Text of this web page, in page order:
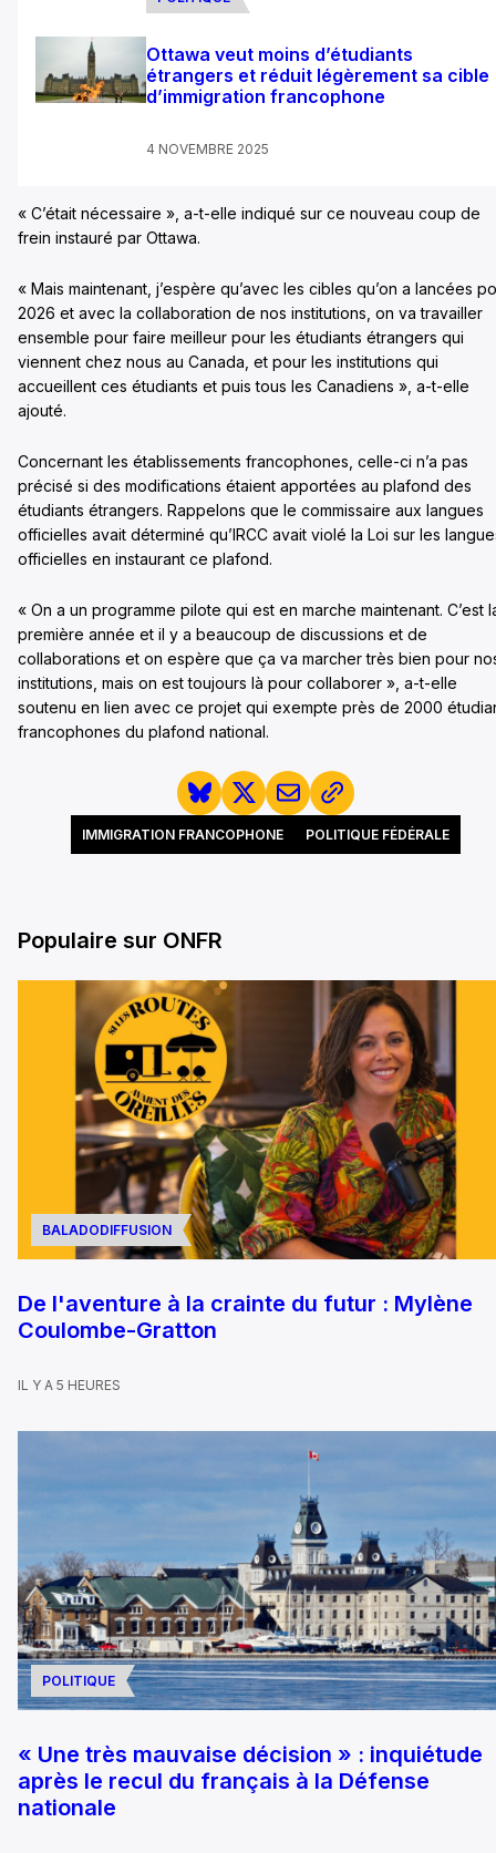
Ottawa veut moins d’étudiants
étrangers et réduit légèrement sa cible
d’immigration francophone
4 NOVEMBRE 2025
« C’était nécessaire », a-t-elle indiqué sur ce nouveau coup de
frein instauré par Ottawa.
« Mais maintenant, j’espère qu’avec les cibles qu’on a lancées
2026 et avec la collaboration de nos institutions, on va travailler
ensemble pour faire meilleur pour les étudiants étrangers qui
viennent chez nous au Canada, et pour les institutions qui
accueillent ces étudiants et puis tous les Canadiens », a-t-elle
ajouté.
Concernant les établissements francophones, celle-ci n’a pas
précisé si des modifications étaient apportées au plafond des
étudiants étrangers. Rappelons que le commissaire aux langues
officielles avait déterminé qu’IRCC avait violé la Loi sur les
officielles en instaurant ce plafond.
« On a un programme pilote qui est en marche maintenant. C’est
première année et il y a beaucoup de discussions et de
collaborations et on espère que ça va marcher très bien pour
institutions, mais on est toujours là pour collaborer », a-t-elle
soutenu en lien avec ce projet qui exempte près de 2000
francophones du plafond national.
IMMIGRATION FRANCOPHONE POLITIQUE FÉDÉRALE
Populaire sur ONFR
BALADODIFFUSION
De l'aventure à la crainte du futur : Mylène
Coulombe-Gratton
IL Y A 5 HEURES
POLITIQUE
« Une très mauvaise décision » : inquiétude
après le recul du français à la Défense
nationale